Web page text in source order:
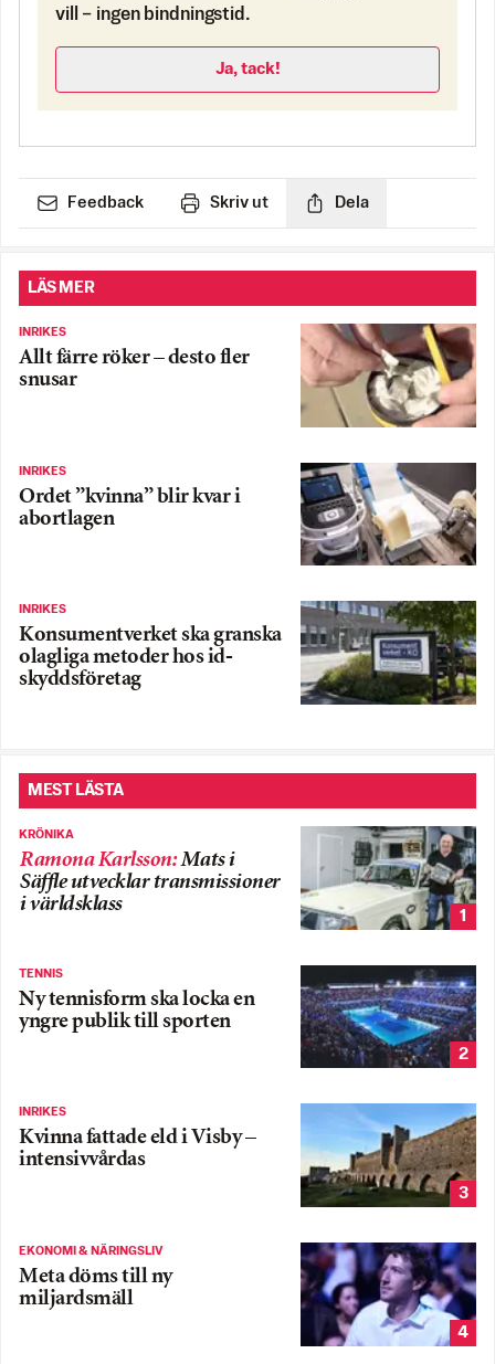
vill – ingen bindningstid.
Ja, tack!
Feedback Skriv ut Dela
LÄS MER
INRIKES
Allt färre röker – desto fler
snusar
INRIKES
Ordet ”kvinna” blir kvar i
abortlagen
INRIKES
Konsumentverket ska granska
olagliga metoder hos id-
skyddsföretag
MEST LÄSTA
KRÖNIKA
Ramona Karlsson:Mats i
Säffle utvecklar transmissioner
i världsklass
1
TENNIS
Ny tennisform ska locka en
yngre publik till sporten
2
INRIKES
Kvinna fattade eld i Visby –
intensivvårdas
3
EKONOMI & NÄRINGSLIV
Meta döms till ny
miljardsmäll
4